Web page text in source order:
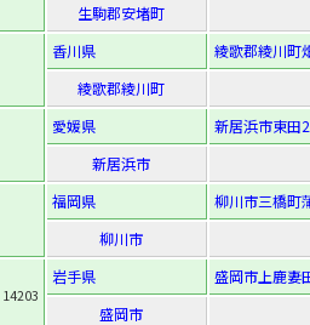
生駒郡安堵町
香川県
綾歌郡綾川町
綾歌郡綾川町
愛媛県
新居浜市東田
新居浜市
福岡県
柳川市三橋町
柳川市
14203
岩手県
盛岡市上鹿妻
盛岡市